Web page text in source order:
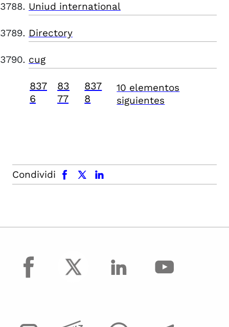
Uniud international
Directory
cug
837
6
83
77
837
8
10 elementos
siguientes
Condividi
facebook x.com linkedin
facebook